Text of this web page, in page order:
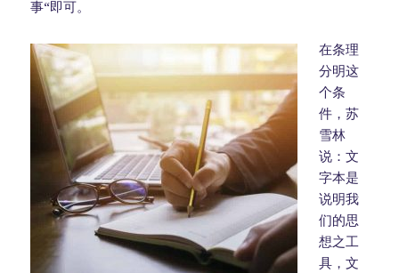
事“即可。
在条理
分明这
个条
件，苏
雪林
说：文
字本是
说明我
们的思
想之工
具，文